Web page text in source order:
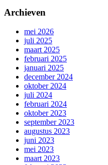
Archieven
mei 2026
juli 2025
maart 2025
februari 2025
januari 2025
december 2024
oktober 2024
juli 2024
februari 2024
oktober 2023
september 2023
augustus 2023
juni 2023
mei 2023
maart 2023